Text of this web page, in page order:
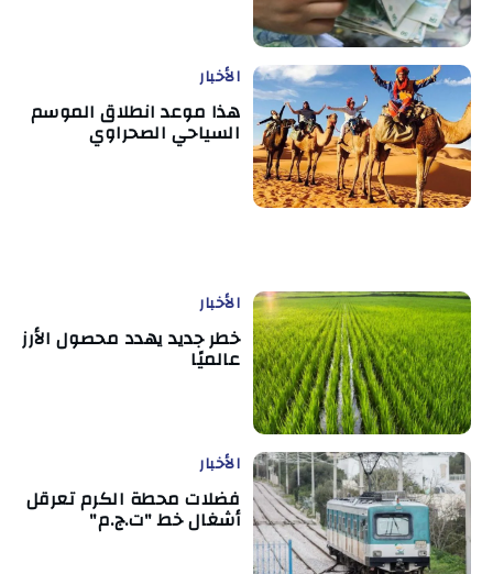
الأخبار
هذا موعد انطلاق الموسم
السياحي الصحراوي
الأخبار
خطر جديد يهدد محصول الأرز
عالميًا
الأخبار
فضلات محطة الكرم تعرقل
أشغال خط "ت.ج.م"